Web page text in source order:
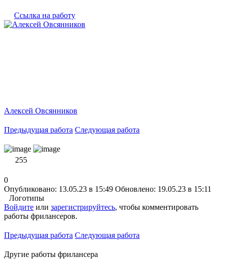
Ссылка на работу
Алексей Овсянников
Предыдущая работа Следующая работа
255
0
Опубликовано: 13.05.23 в 15:49 Обновлено: 19.05.23 в 15:11
Логотипы
Войдите или зарегистрируйтесь, чтобы комментировать
работы фрилансеров.
Предыдущая работа Следующая работа
Другие работы фрилансера